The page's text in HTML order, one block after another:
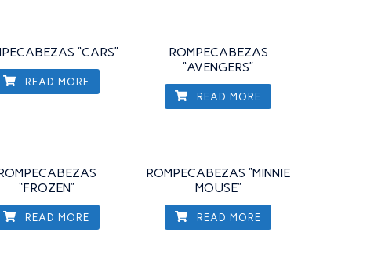
“CARS”
READ MORE
ROMPECABEZAS
“AVENGERS”
READ MORE
“FROZEN”
READ MORE
ROMPECABEZAS “MINNIE
MOUSE”
READ MORE